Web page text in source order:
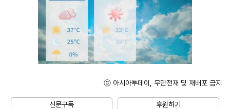
ⓒ 아시아투데이, 무단전재 및 재배포 금지
신문구독 후원하기